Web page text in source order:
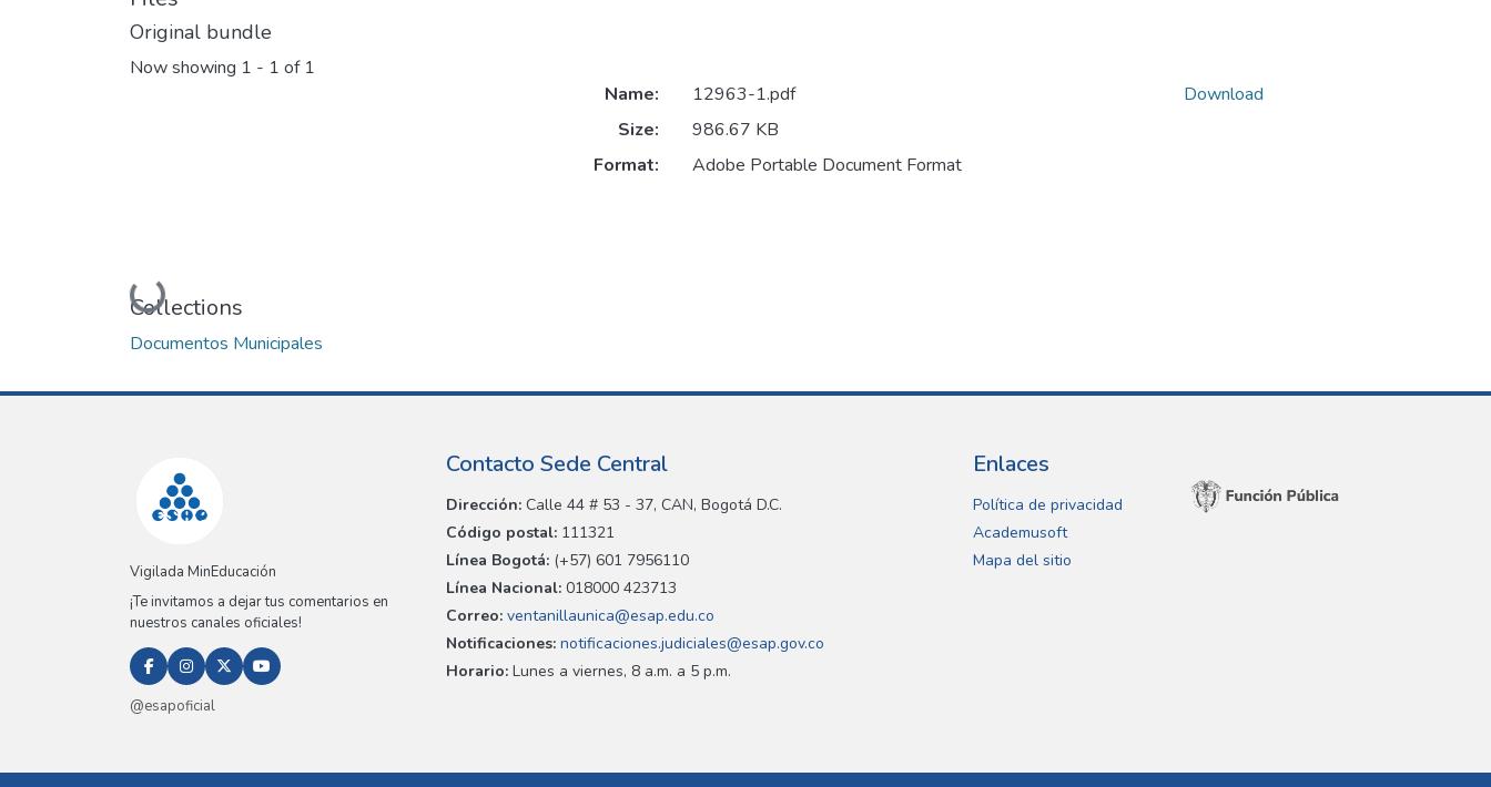
Original bundle
Now showing 1 - 1 of 1
Loading...
Name:
12963-1.pdf
Size:
986.67 KB
Format:
Adobe Portable Document Format
Download
Collections
Documentos Municipales
Vigilada MinEducación
¡Te invitamos a dejar tus comentarios en
nuestros canales oficiales!
@esapoficial
Contacto Sede Central
Dirección: Calle 44 # 53 - 37, CAN, Bogotá D.C.
Código postal: 111321
Línea Bogotá: (+57) 601 7956110
Línea Nacional: 018000 423713
Correo: ventanillaunica@esap.edu.co
Notificaciones: notificaciones.judiciales@esap.gov.co
Horario: Lunes a viernes, 8 a.m. a 5 p.m.
Enlaces
Política de privacidad
Academusoft
Mapa del sitio